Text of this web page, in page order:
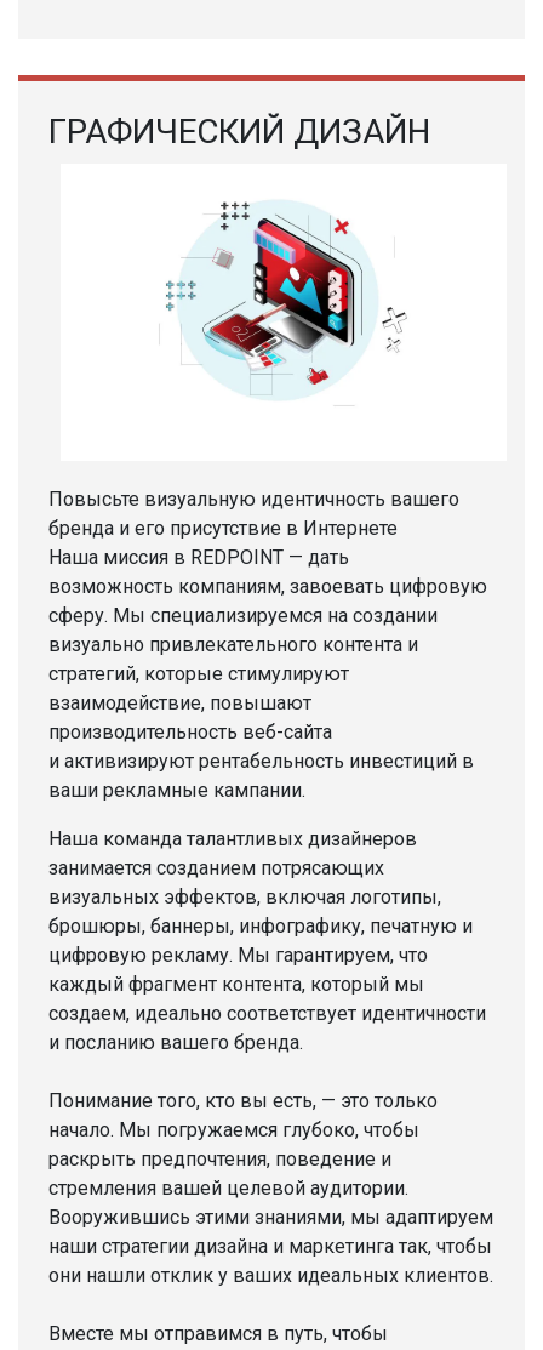
ГРАФИЧЕСКИЙ ДИЗАЙН
Повысьте визуальную идентичность вашего
бренда и его присутствие в Интернете
Наша миссия в REDPOINT — дать
возможность компаниям, завоевать цифровую
сферу. Мы специализируемся на создании
визуально привлекательного контента и
стратегий, которые стимулируют
взаимодействие, повышают
производительность веб-сайта
и активизируют рентабельность инвестиций в
ваши рекламные кампании.
Наша команда талантливых дизайнеров
занимается созданием потрясающих
визуальных эффектов, включая логотипы,
брошюры, баннеры, инфографику, печатную и
цифровую рекламу. Мы гарантируем, что
каждый фрагмент контента, который мы
создаем, идеально соответствует идентичности
и посланию вашего бренда.
Понимание того, кто вы есть, — это только
начало. Мы погружаемся глубоко, чтобы
раскрыть предпочтения, поведение и
стремления вашей целевой аудитории.
Вооружившись этими знаниями, мы адаптируем
наши стратегии дизайна и маркетинга так, чтобы
они нашли отклик у ваших идеальных клиентов.
Вместе мы отправимся в путь, чтобы